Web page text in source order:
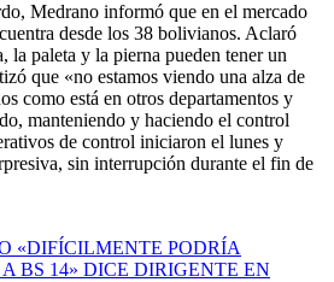
Medrano informó que en el mercado
desde los 38 bolivianos. Aclaró
la paleta y la pierna pueden tener un
que «no estamos viendo una alza de
como está en otros departamentos y
manteniendo y haciendo el control
de control iniciaron el lunes y
sin interrupción durante el fin de
«DIFÍCILMENTE PODRÍA
BS 14» DICE DIRIGENTE EN